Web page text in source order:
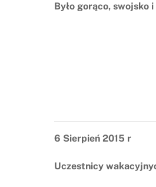
Było gorąco, swojsko i
6 Sierpień 2015 r
Uczestnicy